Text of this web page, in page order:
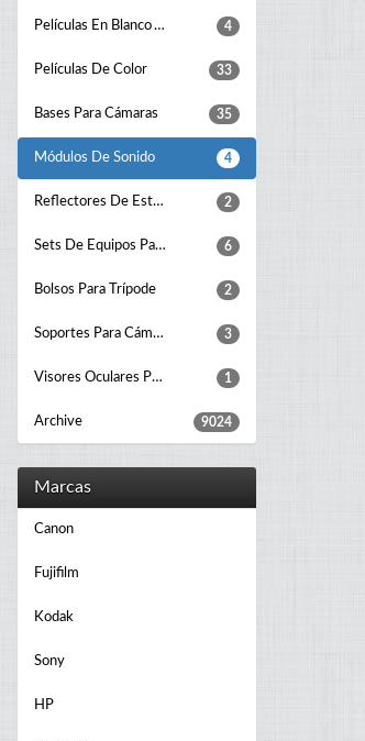
Películas En Blanco Y Negro 4
Películas De Color 33
Bases Para Cámaras 35
Módulos De Sonido 4
Reflectores De Estudio Fotográfico 2
Sets De Equipos Para Foto Estudio 6
Bolsos Para Trípode 2
Soportes Para Cámara 3
Visores Oculares Para Cámaras 1
Archive 9024
Marcas
Canon
Fujifilm
Kodak
Sony
HP